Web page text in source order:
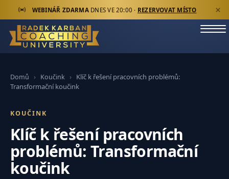
WEBINÁŘ ZDARMADNES VE 20:00 · REZERVOVAT MÍSTO
Domů › Koučink › Klíč k řešení pracovních problémů:
Transformační koučink
KOUČINK
Klíč k řešení pracovních
problémů: Transformační
koučink